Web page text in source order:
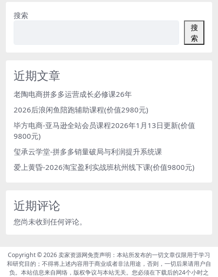
搜索
搜
索
近期文章
老陶电商拼多多运营成长必修课26年
2026后浪闲鱼陪跑辅助课程(价值2980元)
毕方电商-亚马逊全站会员课程2026年1月13日更新(价值
9800元)
玺承云学堂-拼多多销量破局与利润提升系统课
爱上黄昏-2026淘宝盈利实战班杭州线下课(价值9800元)
近期评论
您尚未收到任何评论。
Copyright © 2026卖家资源网免责声明：本站所发布的一切文章仅限用于学习
和研究目的；不得将上述内容用于商业或者非法用途，否则，一切后果请用户自
负。本站信息来自网络，版权争议与本站无关。您必须在下载后的24个小时之